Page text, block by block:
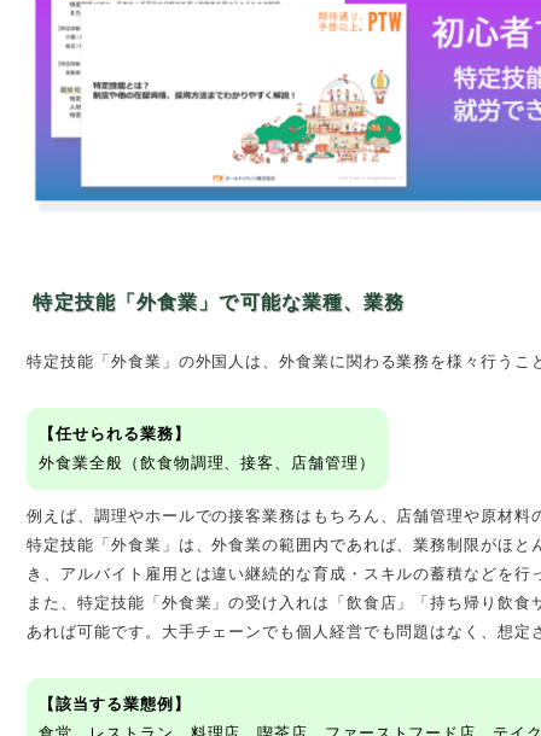
特定技能「外食業」で可能な業種、業務
特定技能「外食業」の外国人は、外食業に関わる業務を様々行うこ
【任せられる業務】
外食業全般（飲食物調理、接客、店舗管理）
例えば、調理やホールでの接客業務はもちろん、店舗管理や原材
特定技能「外食業」は、外食業の範囲内であれば、業務制限がほ
き、アルバイト雇用とは違い継続的な育成・スキルの蓄積などを行
また、特定技能「外食業」の受け入れは「飲食店」「持ち帰り飲
あれば可能です。大手チェーンでも個人経営でも問題はなく、想定
【該当する業態例】